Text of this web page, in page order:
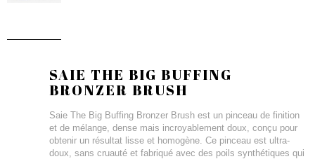
SAIE THE BIG BUFFING
BRONZER BRUSH
Saie The Big Buffing Bronzer Brush est un pinceau de finition
et de mélange, dense mais incroyablement doux, conçu pour
obtenir un résultat lisse et homogène. Ce pinceau est ultra-
doux, sans cruauté et fabriqué avec des poils synthétiques qui